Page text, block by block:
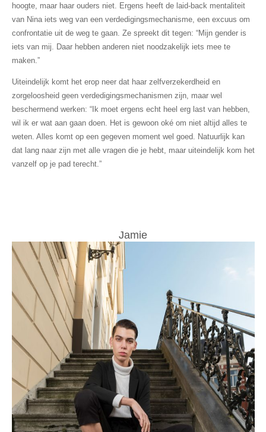
hoogte, maar haar ouders niet. Ergens heeft de laid-back mentaliteit
van Nina iets weg van een verdedigingsmechanisme, een excuus om
confrontatie uit de weg te gaan. Ze spreekt dit tegen: “Mijn gender is
iets van mij. Daar hebben anderen niet noodzakelijk iets mee te
maken.”
Uiteindelijk komt het erop neer dat haar zelfverzekerdheid en
zorgeloosheid geen verdedigingsmechanismen zijn, maar wel
beschermend werken: “Ik moet ergens echt heel erg last van hebben,
wil ik er wat aan gaan doen. Het is gewoon oké om niet altijd alles te
weten. Alles komt op een gegeven moment wel goed. Natuurlijk kan
dat lang naar zijn met alle vragen die je hebt, maar uiteindelijk kom het
vanzelf op je pad terecht.”
Jamie